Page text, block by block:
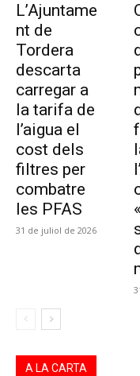
L’Ajuntame
nt de
Tordera
descarta
carregar a
la tarifa de
l’aigua el
cost dels
filtres per
combatre
les PFAS
31 de juliol de 2026
A LA CARTA